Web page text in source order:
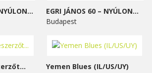
EGRI JÁNOS 60 – NYÚLON...
Budapest
Yemen Blues (IL/US/UY)